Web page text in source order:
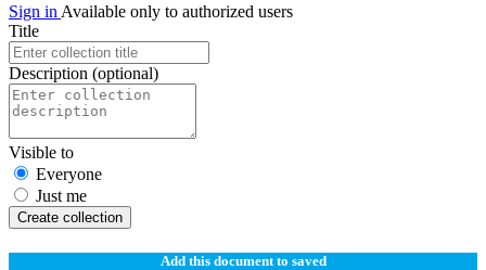
Sign in Available only to authorized users
Title
Description (optional)
Visible to
Everyone
Just me
Create collection
Add this document to saved